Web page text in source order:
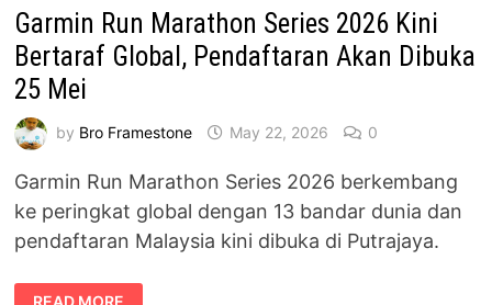
Garmin Run Marathon Series 2026 Kini
Bertaraf Global, Pendaftaran Akan Dibuka
25 Mei
by Bro Framestone May 22, 2026 0
Garmin Run Marathon Series 2026 berkembang
ke peringkat global dengan 13 bandar dunia dan
pendaftaran Malaysia kini dibuka di Putrajaya.
GARMIN